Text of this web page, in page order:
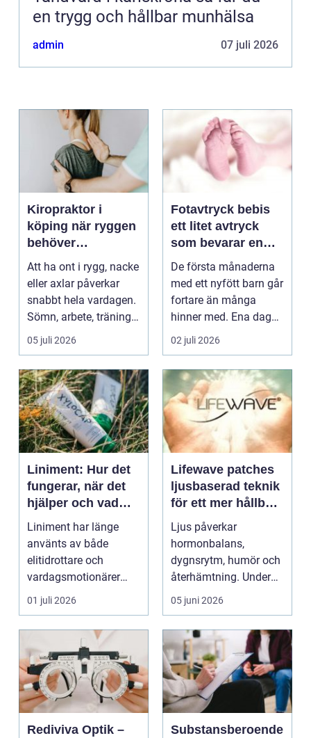
en trygg och hållbar munhälsa
admin 07 juli 2026
Kiropraktor i
köping när ryggen
behöver
professionell hjälp
Att ha ont i rygg, nacke
eller axlar påverkar
snabbt hela vardagen.
Sömn, arbete, träning
och humör ...
05 juli 2026
Fotavtryck bebis
ett litet avtryck
som bevarar en
stor stund
De första månaderna
med ett nyfött barn går
fortare än många
hinner med. Ena dagen
ryms hela foten i...
02 juli 2026
Liniment: Hur det
fungerar, när det
hjälper och vad
man bör tänka på
Liniment har länge
använts av både
elitidrottare och
vardagsmotionärer
för...
01 juli 2026
Lifewave patches
ljusbaserad teknik
för ett mer hållbart
välbefinnande
Ljus påverkar
hormonbalans,
dygnsrytm, humör och
återhämtning. Under
senare år har en ny typ
av prod...
05 juni 2026
Rediviva Optik –
Substansberoende